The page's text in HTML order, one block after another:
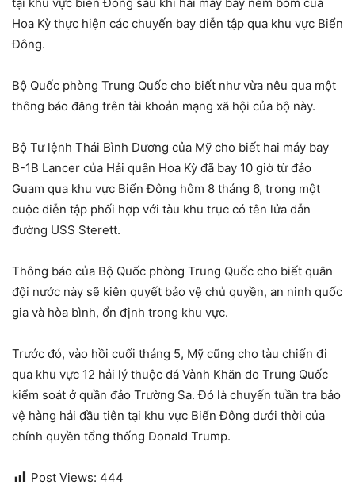
Hoa Kỳ thực hiện các chuyến bay diễn tập qua khu vực Biển
Đông.
Bộ Quốc phòng Trung Quốc cho biết như vừa nêu qua một
thông báo đăng trên tài khoản mạng xã hội của bộ này.
Bộ Tư lệnh Thái Bình Dương của Mỹ cho biết hai máy bay
B-1B Lancer của Hải quân Hoa Kỳ đã bay 10 giờ từ đảo
Guam qua khu vực Biển Đông hôm 8 tháng 6, trong một
cuộc diễn tập phối hợp với tàu khu trục có tên lửa dẫn
đường USS Sterett.
Thông báo của Bộ Quốc phòng Trung Quốc cho biết quân
đội nước này sẽ kiên quyết bảo vệ chủ quyền, an ninh quốc
gia và hòa bình, ổn định trong khu vực.
Trước đó, vào hồi cuối tháng 5, Mỹ cũng cho tàu chiến đi
qua khu vực 12 hải lý thuộc đá Vành Khăn do Trung Quốc
kiểm soát ở quần đảo Trường Sa. Đó là chuyến tuần tra bảo
vệ hàng hải đầu tiên tại khu vực Biển Đông dưới thời của
chính quyền tổng thống Donald Trump.
Post Views: 444